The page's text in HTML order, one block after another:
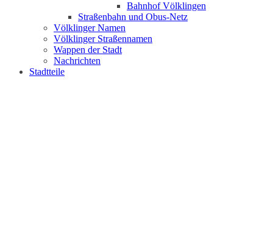
Bahnhof Völklingen
Straßenbahn und Obus-Netz
Völklinger Namen
Völklinger Straßennamen
Wappen der Stadt
Nachrichten
Stadtteile